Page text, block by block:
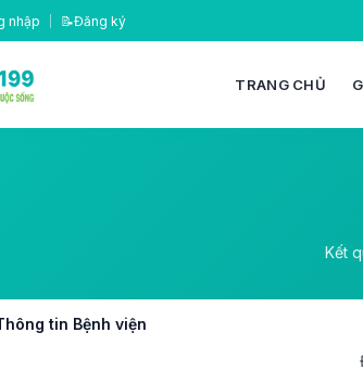
nhập 📝Đăng ký
TRANG CHỦ
Kết
tin Bệnh viện